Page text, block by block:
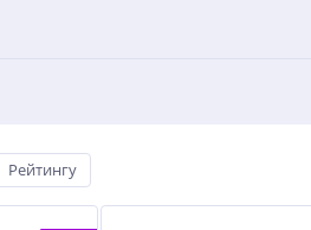
Рейтингу